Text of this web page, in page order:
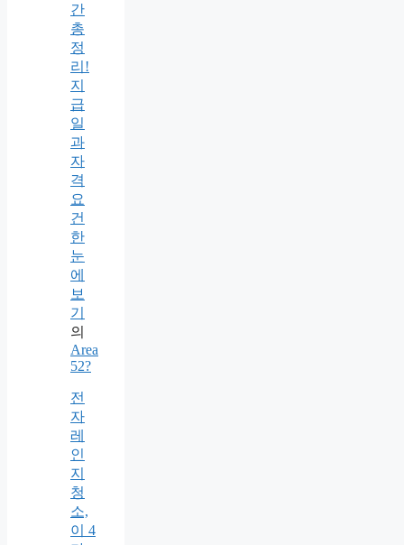
간
총
정
리!
지
급
일
과
자
격
요
건
한
눈
에
보
기
의
Area
52?
전
자
레
인
지
청
소,
이 4